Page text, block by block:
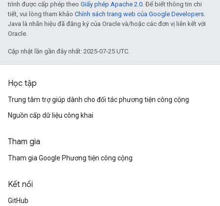
trình được cấp phép theo Giấy phép Apache 2.0. Để biết thông tin chi
tiết, vui lòng tham khảo Chính sách trang web của Google Developers.
Java là nhãn hiệu đã đăng ký của Oracle và/hoặc các đơn vị liên kết với
Oracle.
Cập nhật lần gần đây nhất: 2025-07-25 UTC.
Học tập
Trung tâm trợ giúp dành cho đối tác phương tiện công cộng
Nguồn cấp dữ liệu công khai
Tham gia
Tham gia Google Phương tiện công cộng
Kết nối
GitHub